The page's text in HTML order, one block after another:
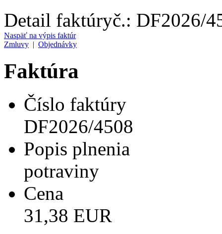
Detail faktúryč.: DF2026/
Naspäť na výpis faktúr
Zmluvy | Objednávky
Faktúra
Číslo faktúry
DF2026/4508
Popis plnenia
potraviny
Cena
31,38 EUR